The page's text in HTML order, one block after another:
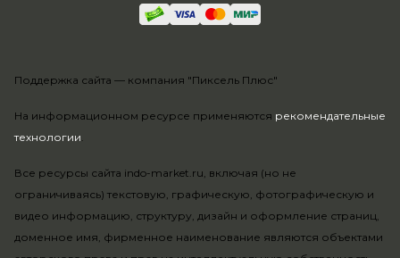
На информационном ресурсе применяются рекомендательные
технологии.
Все ресурсы сайта indo-market.ru, включая (но не
ограничиваясь) текстовую, графическую, фотографическую и
видео информацию, структуру, дизайн и оформление страниц,
доменное имя, фирменное наименование являются объектами
Поддержка сайта — компания "Пиксель Плюс"